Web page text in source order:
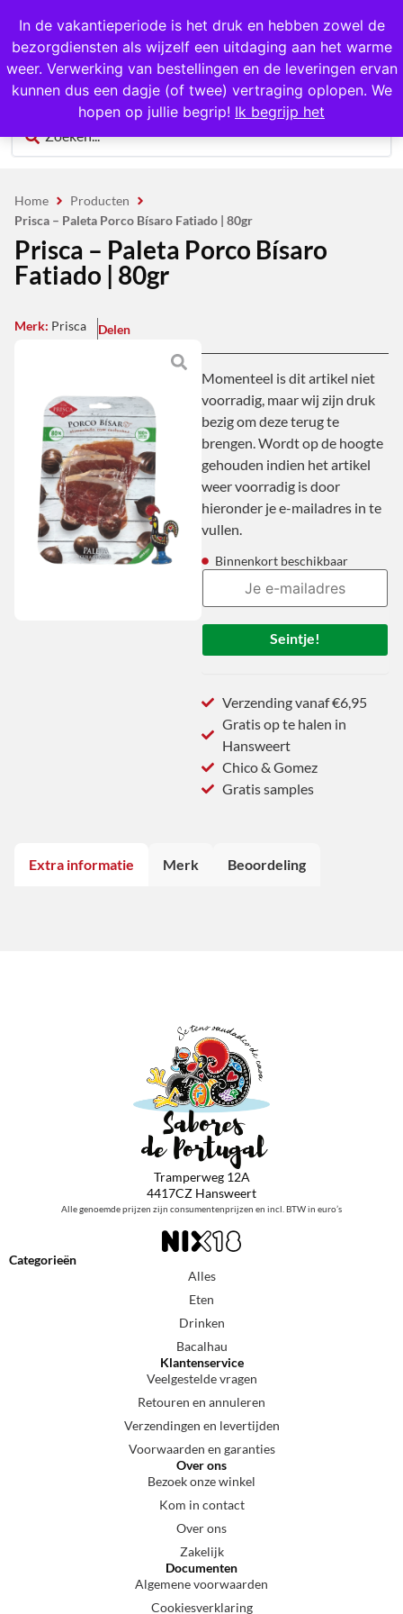
In de vakantieperiode is het druk en hebben zowel de
bezorgdiensten als wijzelf een uitdaging aan het warme
weer. Verwerking van bestellingen en de leveringen ervan
kunnen dus een dagje (of twee) vertraging oplopen. We
hopen op jullie begrip! Ik begrijp het
1000+ producten op voorraad
0
Home
Producten
Prisca – Paleta Porco Bísaro Fatiado | 80gr
Prisca – Paleta Porco Bísaro
Fatiado | 80gr
Merk: Prisca Delen
Momenteel is dit artikel niet
voorradig, maar wij zijn druk
bezig om deze terug te
brengen. Wordt op de hoogte
gehouden indien het artikel
weer voorradig is door
hieronder je e-mailadres in te
vullen.
Binnenkort beschikbaar
Seintje!
Verzending vanaf €6,95
Gratis op te halen in
Hansweert
Chico & Gomez
Gratis samples
Extra informatie Merk Beoordeling
Tramperweg 12A
4417CZ Hansweert
Alle genoemde prijzen zijn consumentenprijzen en incl. BTW in euro’s
Categorieën
Alles
Eten
Drinken
Bacalhau
Klantenservice
Veelgestelde vragen
Retouren en annuleren
Verzendingen en levertijden
Voorwaarden en garanties
Over ons
Bezoek onze winkel
Kom in contact
Over ons
Zakelijk
Documenten
Algemene voorwaarden
Cookiesverklaring